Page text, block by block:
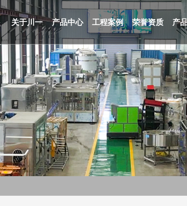
关于川一 产品中心 工程案例 荣誉资质 产